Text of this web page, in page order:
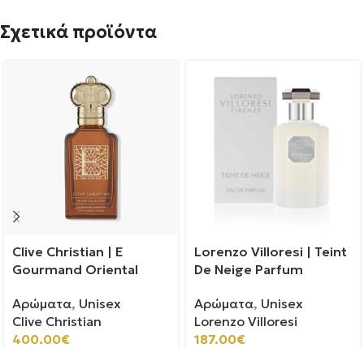
Σχετικά προϊόντα
Clive Christian | E
Gourmand Oriental
Αρώματα, Unisex
Clive Christian
400.00€
Lorenzo Villoresi | Teint
De Neige Parfum
Αρώματα, Unisex
Lorenzo Villoresi
187.00€